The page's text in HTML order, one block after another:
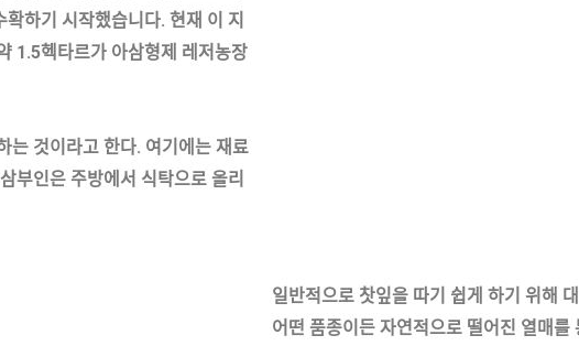
확하기 시작했습니다. 현재 이 지
1.5헥타르가 아삼형제 레저농장
는 것이라고 한다. 여기에는 재료
부인은 주방에서 식탁으로 올리
일반적으로 찻잎을 따기 쉽게 하기 위해
어떤 품종이든 자연적으로 떨어진 열매